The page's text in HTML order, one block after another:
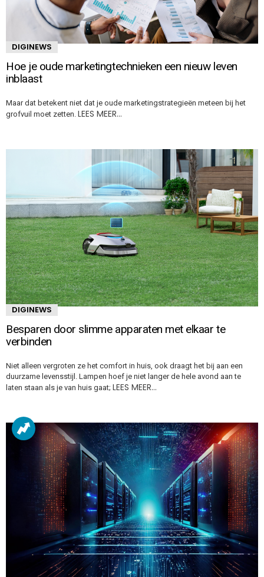
DIGINEWS
Hoe je oude marketingtechnieken een nieuw leven
inblaast
Maar dat betekent niet dat je oude marketingstrategieën meteen bij het
grofvuil moet zetten. LEES MEER…
DIGINEWS
Besparen door slimme apparaten met elkaar te
verbinden
Niet alleen vergroten ze het comfort in huis, ook draagt het bij aan een
duurzame levensstijl. Lampen hoef je niet langer de hele avond aan te
laten staan als je van huis gaat; LEES MEER…